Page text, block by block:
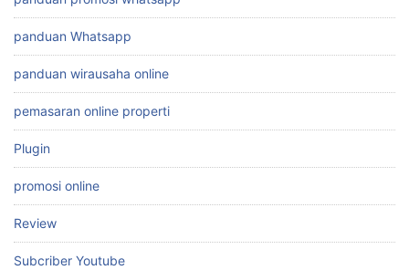
panduan Whatsapp
panduan wirausaha online
pemasaran online properti
Plugin
promosi online
Review
Subcriber Youtube